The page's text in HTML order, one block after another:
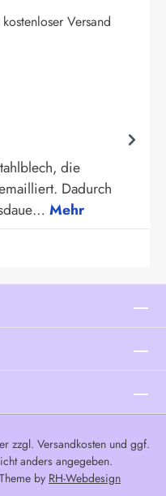
kostenloser Versand
die
Dadurch
Mehr
zzgl. Versandkostenund ggf.
anders angegeben.
by RH-Webdesign